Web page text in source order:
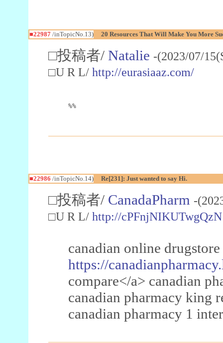
■22987/inTopicNo.13) 20 Resources That Will Make You More
□投稿者/ Natalie -(2023/07/
□U R L/ http://eurasiaaz.com/
%%
■22986 /inTopicNo.14) Re[231]: Just wanted to say Hi.
□投稿者/ CanadaPharm -
□U R L/ http://cPFnjNIKUTwgQzN
canadian online
https://
compare</a> canadian
canadian pharmacy king
canadian pharmacy 1